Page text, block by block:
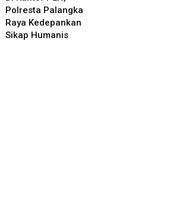
Polresta Palangka
Raya Kedepankan
Sikap Humanis